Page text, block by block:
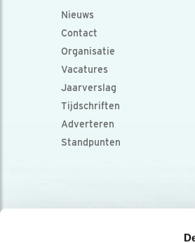
Nieuws
Contact
Organisatie
Vacatures
Jaarverslag
Tijdschriften
Adverteren
Standpunten